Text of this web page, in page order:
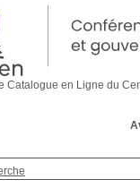
le Catalogue en Ligne